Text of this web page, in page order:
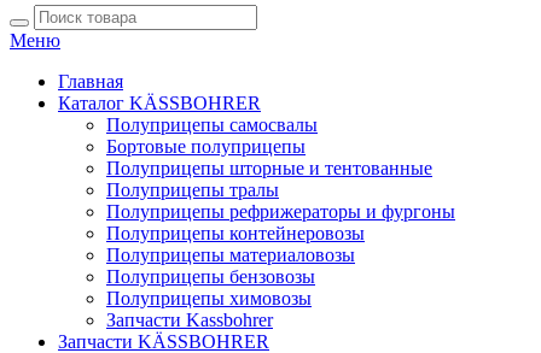
Меню
Главная
Каталог KÄSSBOHRER
Полуприцепы самосвалы
Бортовые полуприцепы
Полуприцепы шторные и тентованные
Полуприцепы тралы
Полуприцепы рефрижераторы и фургоны
Полуприцепы контейнеровозы
Полуприцепы материаловозы
Полуприцепы бензовозы
Полуприцепы химовозы
Запчасти Kassbohrer
Запчасти KÄSSBOHRER